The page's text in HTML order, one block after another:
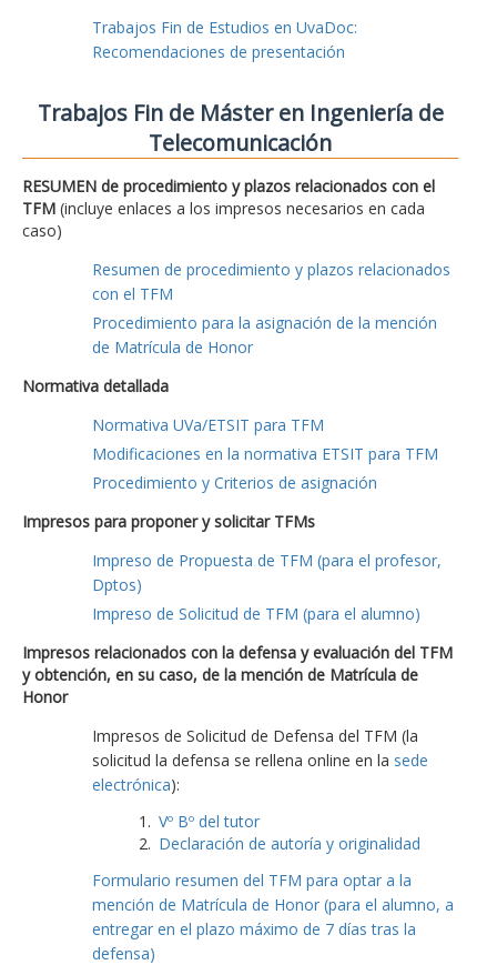
Trabajos Fin de Estudios en UvaDoc:
Recomendaciones de presentación
Trabajos Fin de Máster en Ingeniería de
Telecomunicación
RESUMEN de procedimiento y plazos relacionados con el
TFM (incluye enlaces a los impresos necesarios en cada
caso)
Resumen de procedimiento y plazos relacionados
con el TFM
Procedimiento para la asignación de la mención
de Matrícula de Honor
Normativa detallada
Normativa UVa/ETSIT para TFM
Modificaciones en la normativa ETSIT para TFM
Procedimiento y Criterios de asignación
Impresos para proponer y solicitar TFMs
Impreso de Propuesta de TFM (para el profesor,
Dptos)
Impreso de Solicitud de TFM (para el alumno)
Impresos relacionados con la defensa y evaluación del TFM
y obtención, en su caso, de la mención de Matrícula de
Honor
Impresos de Solicitud de Defensa del TFM (la
solicitud la defensa se rellena online en la sede
electrónica):
Vº Bº del tutor
Declaración de autoría y originalidad
Formulario resumen del TFM para optar a la
mención de Matrícula de Honor (para el alumno, a
entregar en el plazo máximo de 7 días tras la
defensa)